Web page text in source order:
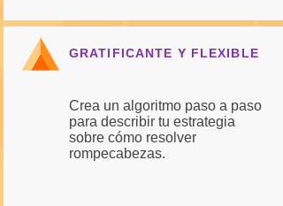
GRATIFICANTE Y FLEXIBLE
Crea un algoritmo paso a paso
para describir tu estrategia
sobre cómo resolver
rompecabezas.